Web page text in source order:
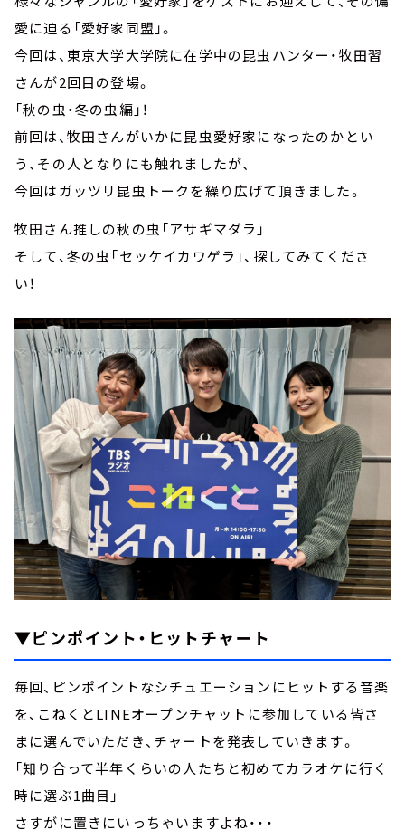
愛に迫る「愛好家同盟」。
今回は、東京大学大学院に在学中の昆虫ハンター・牧田習
さんが2回目の登場。
「秋の虫・冬の虫編」！
前回は、牧田さんがいかに昆虫愛好家になったのかとい
う、その人となりにも触れましたが、
今回はガッツリ昆虫トークを繰り広げて頂きました。
牧田さん推しの秋の虫「アサギマダラ」
そして、冬の虫「セッケイカワゲラ」、探してみてくださ
い！
▼ピンポイント・ヒットチャート
毎回、ピンポイントなシチュエーションにヒットする音楽
を、こねくとLINEオープンチャットに参加している皆さ
まに選んでいただき、チャートを発表していきます。
「知り合って半年くらいの人たちと初めてカラオケに行く
時に選ぶ1曲目」
さすがに置きにいっちゃいますよね・・・